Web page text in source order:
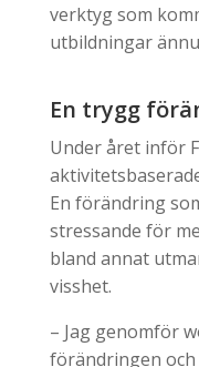
verktyg som
utbildningar
En trygg
Under året inför
En förändring
stressande för
bland annat
visshet.
– Jag genomför
förändringen